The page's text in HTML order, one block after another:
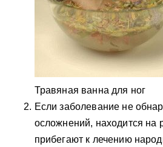
Травяная ванна для ног
Если заболевание не
осложнений, находится на
прибегают к лечению